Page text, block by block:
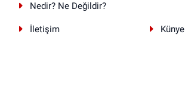
Nedir? Ne Değildir?
İletişim Künye